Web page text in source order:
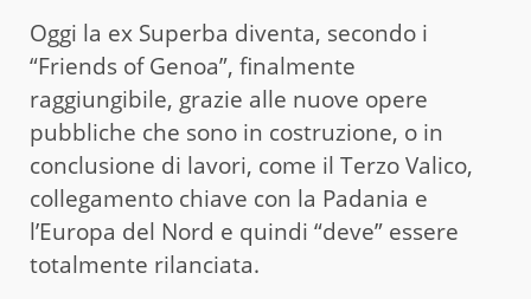
Oggi la ex Superba diventa, secondo i
“Friends of Genoa”, finalmente
raggiungibile, grazie alle nuove opere
pubbliche che sono in costruzione, o in
conclusione di lavori, come il Terzo Valico,
collegamento chiave con la Padania e
l’Europa del Nord e quindi “deve” essere
totalmente rilanciata.